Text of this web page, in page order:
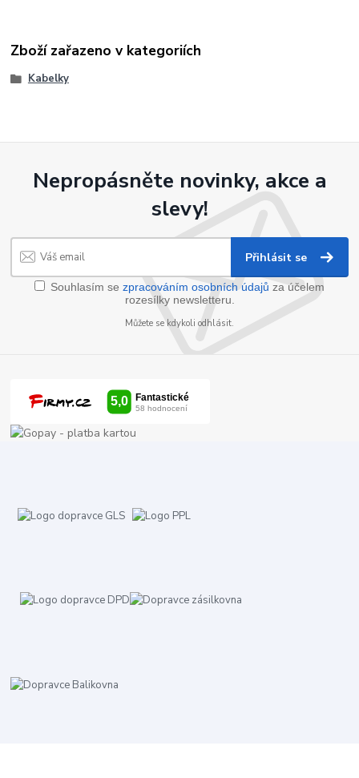
Zboží zařazeno v kategoriích
Kabelky
Nepropásněte novinky, akce a
slevy!
Přihlásit se
Souhlasím se zpracováním osobních údajů za účelem
rozesílky newsletteru.
Můžete se kdykoli odhlásit.